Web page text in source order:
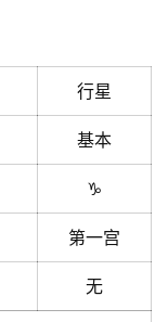
行星
基本
♑️
第一宫
无